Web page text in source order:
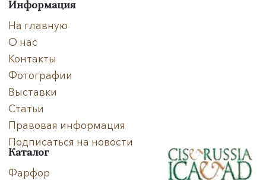
Информация
На главную
О нас
Контакты
Фотографии
Выставки
Статьи
Правовая информация
Подписаться на новости
Каталог
Фарфор